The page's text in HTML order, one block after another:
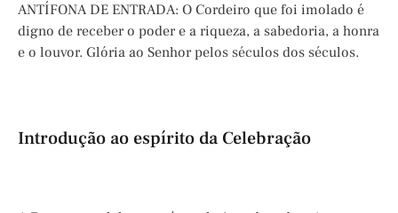
ANTÍFONA DE ENTRADA: O Cordeiro que foi imolado é
digno de receber o poder e a riqueza, a sabedoria, a honra
e o louvor. Glória ao Senhor pelos séculos dos séculos.
Introdução ao espírito da Celebração